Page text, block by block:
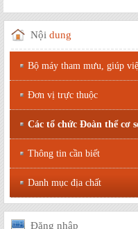
Nội dung
Bộ máy tham mưu, giúp
Đơn vị trực thuộc
Các tổ chức Đoàn thể cơ
Thông tin cần biết
Danh mục địa chất
Đăng nhập